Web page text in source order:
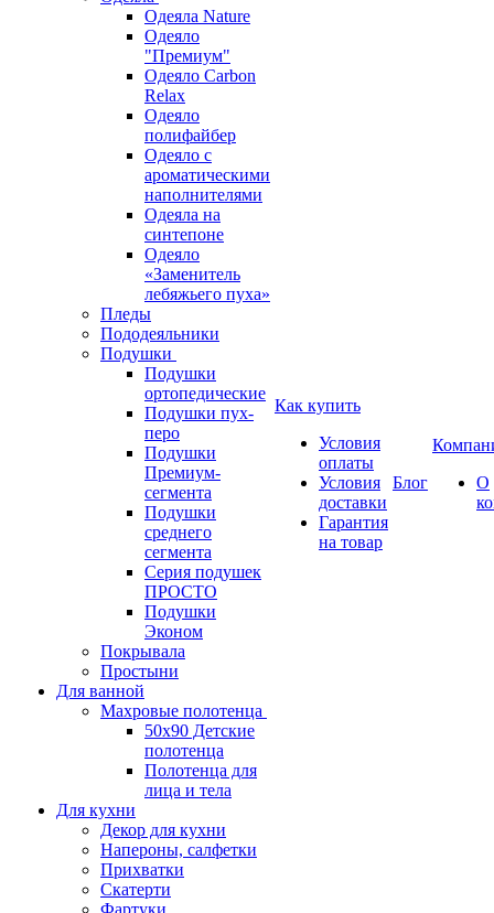
Одеяла Nature
Одеяло
"Премиум"
Одеяло Carbon
Relax
Одеяло
полифайбер
Одеяло с
ароматическими
наполнителями
Одеяла на
синтепоне
Одеяло
«Заменитель
лебяжьего пуха»
Пледы
Пододеяльники
Подушки
Подушки
ортопедические
Подушки пух-
перо
Подушки
Премиум-
сегмента
Подушки
среднего
сегмента
Серия подушек
ПРОСТО
Подушки
Эконом
Покрывала
Простыни
Для ванной
Махровые полотенца
50х90 Детские
полотенца
Полотенца для
лица и тела
Для кухни
Декор для кухни
Напероны, салфетки
Прихватки
Скатерти
Фартуки
Как купить
Условия
оплаты
Условия
доставки
Гарантия
на товар
Блог
О